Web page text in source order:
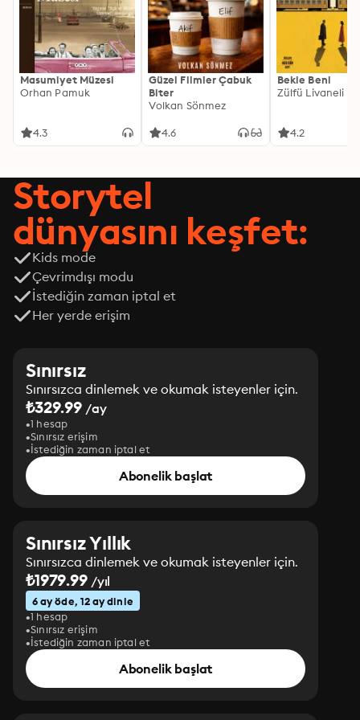
Masumiyet Müzesi
Orhan Pamuk
4.3
Güzel Filmler Çabuk
Biter
Volkan Sönmez
4.6
Bekle Beni
Zülfü Livaneli
4.2
Storytel
dünyasını keşfet:
Kids mode
Çevrimdışı modu
İstediğin zaman iptal et
Her yerde erişim
Sınırsız
Sınırsızca dinlemek ve okumak isteyenler için.
₺329.99 /ay
1 hesap
Sınırsız erişim
İstediğin zaman iptal et
Abonelik başlat
Sınırsız Yıllık
Sınırsızca dinlemek ve okumak isteyenler için.
₺1979.99/yıl
6 ay öde, 12 ay dinle
1 hesap
Sınırsız erişim
İstediğin zaman iptal et
Abonelik başlat